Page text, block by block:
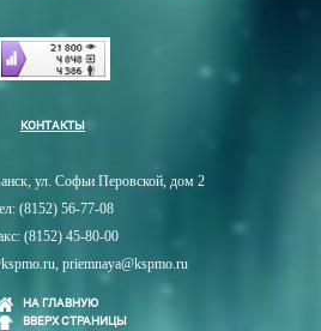
КОНТАКТЫ
ул. Софьи Перовской, дом 2
(8152) 56-77-08
(8152) 45-80-00
priemnaya@kspmo.ru
НА ГЛАВНУЮ
ВВЕРХ СТРАНИЦЫ